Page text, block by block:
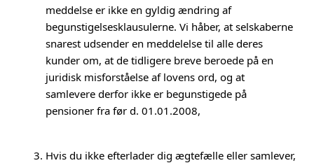
meddelse er ikke en gyldig ændring af
begunstigelsesklausulerne. Vi håber, at selskaberne
snarest udsender en meddelelse til alle deres
kunder om, at de tidligere breve beroede på en
juridisk misforståelse af lovens ord, og at
samlevere derfor ikke er begunstigede på
pensioner fra før d. 01.01.2008,
Hvis du ikke efterlader dig ægtefælle eller samlever,